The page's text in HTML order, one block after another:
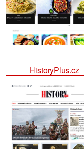
HistoryPlus.cz